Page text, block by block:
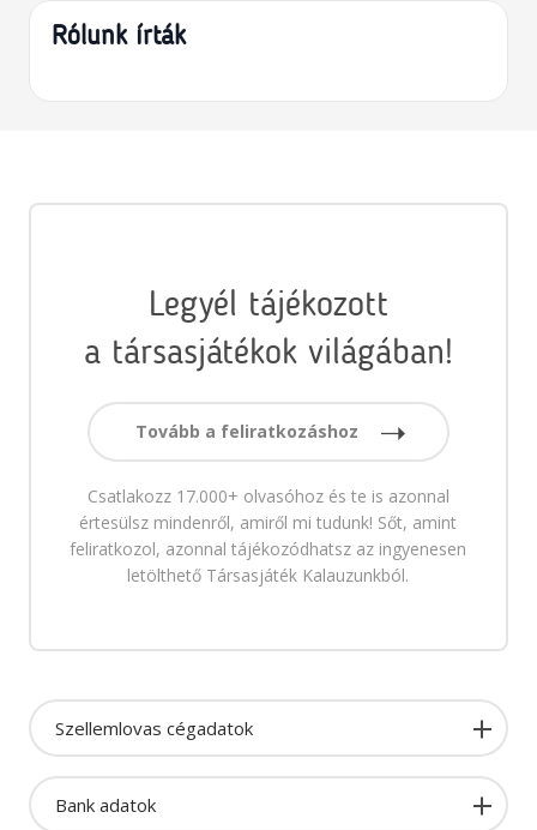
Rólunk írták
Legyél tájékozott
a társasjátékok világában!
Tovább a feliratkozáshoz
Csatlakozz 17.000+ olvasóhoz és te is azonnal
értesülsz mindenről, amiről mi tudunk! Sőt, amint
feliratkozol, azonnal tájékozódhatsz az ingyenesen
letölthető Társasjáték Kalauzunkból.
Szellemlovas cégadatok
Bank adatok